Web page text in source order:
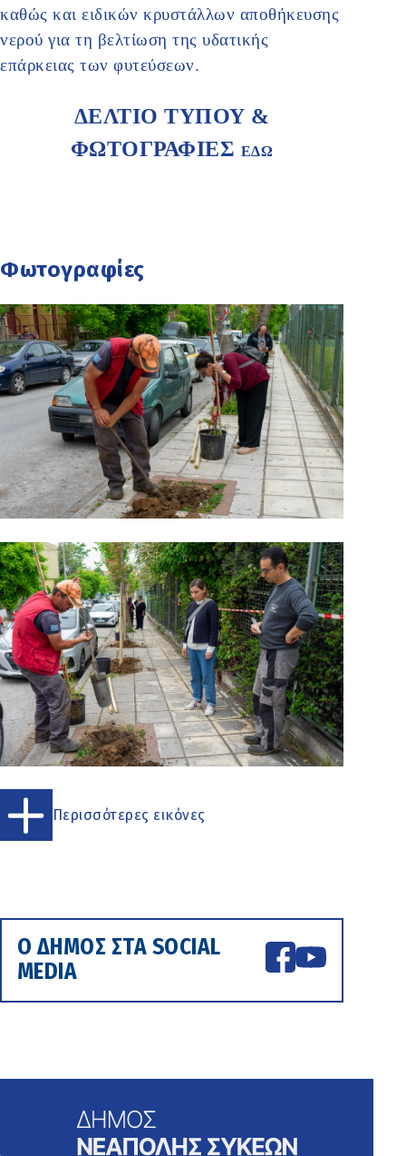
καθώς και ειδικών κρυστάλλων αποθήκευσης
νερού για τη βελτίωση της υδατικής
επάρκειας των φυτεύσεων.
ΔΕΛΤΙΟ ΤΥΠΟΥ &
ΦΩΤΟΓΡΑΦΙΕΣ ΕΔΩ
Φωτογραφίες
Περισσότερες εικόνες
Ο ΔΗΜΟΣ ΣΤΑ SOCIAL
MEDIA